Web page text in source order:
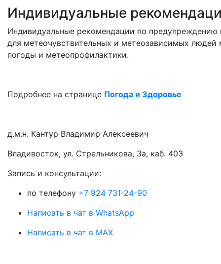
Индивидуальные
Индивидуальные рекомендации по предупреждению
для метеочувствительных и метеозависимых
погоды и метеопрофилактики.
Подробнее на странице Погода и Здоровье
д.м.н. Кантур Владимир Алексеевич
Владивосток, ул. Стрельникова, 3а, каб. 403
3апись и консультации:
по телефону +7 924 731-24-90
Написать в чат в WhatsApp
Написать в чат в MAX